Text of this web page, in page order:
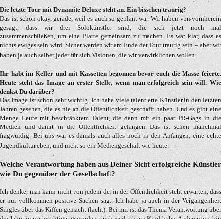
Die letzte Tour mit Dynamite Deluxe steht an. Ein bisschen traurig?
Das ist schon okay, gerade, weil es auch so geplant war. Wir haben von vornherein
gesagt, dass wir drei Solokünstler sind, die sich jetzt noch mal
zusammenschließen, um eine Platte gemeinsam zu machen. Es war klar, dass es
nichts ewiges sein wird. Sicher werden wir am Ende der Tour traurig sein – aber wir
haben ja auch selber jeder für sich Visionen, die wir verwirklichen wollen.
Ihr habt im Keller und mit Kassetten begonnen bevor euch die Masse feierte.
Heute steht das Image an erster Stelle, wenn man erfolgreich sein will. Wie
denkst Du darüber?
Das Image ist schon sehr wichtig. Ich habe viele talentierte Künstler in den letzten
Jahren gesehen, die es nie an die Öffentlichkeit geschafft haben. Und es gibt eine
Menge Leute mit beschränktem Talent, die dann mit ein paar PR-Gags in die
Medien und damit in die Öffentlichkeit gelangen. Das ist schon manchmal
fragwürdig. Bei uns war es damals auch alles noch in den Anfängen, eine echte
Jugendkultur eben, und nicht so ein Mediengeschäft wie heute.
Welche Verantwortung haben aus Deiner Sicht erfolgreiche Künstler
wie Du gegenüber der Gesellschaft?
Ich denke, man kann nicht von jedem der in der Öffentlichkeit steht erwarten, dass
er nur vollkommen positive Sachen sagt. Ich habe ja auch in der Vergangenheit
Singles über das Kiffen gemacht (lacht). Bei mir ist das Thema Verantwortung über